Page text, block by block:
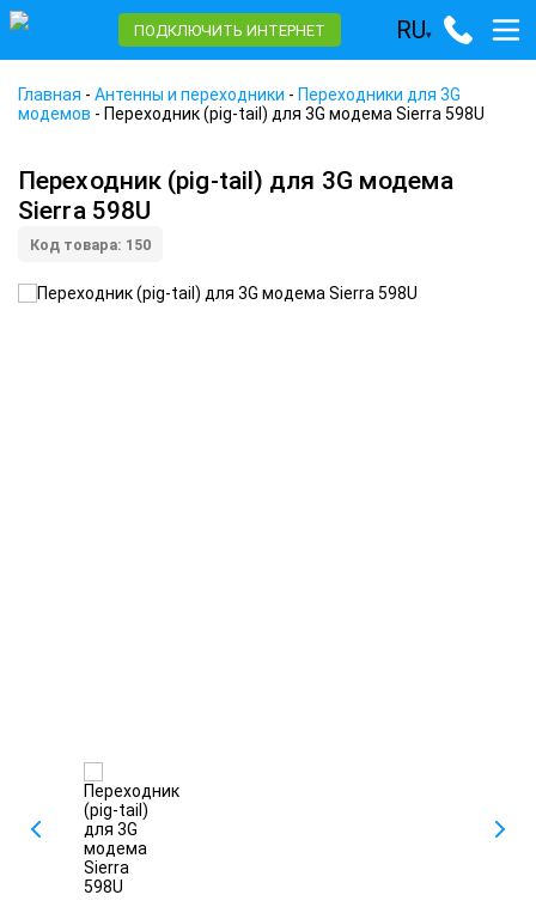
ПОДКЛЮЧИТЬ ИНТЕРНЕТ RU▾
Главная - Антенны и переходники - Переходники для 3G
модемов - Переходник (pig-tail) для 3G модема Sierra 598U
Переходник (pig-tail) для 3G модема
Sierra 598U
Код товара: 150